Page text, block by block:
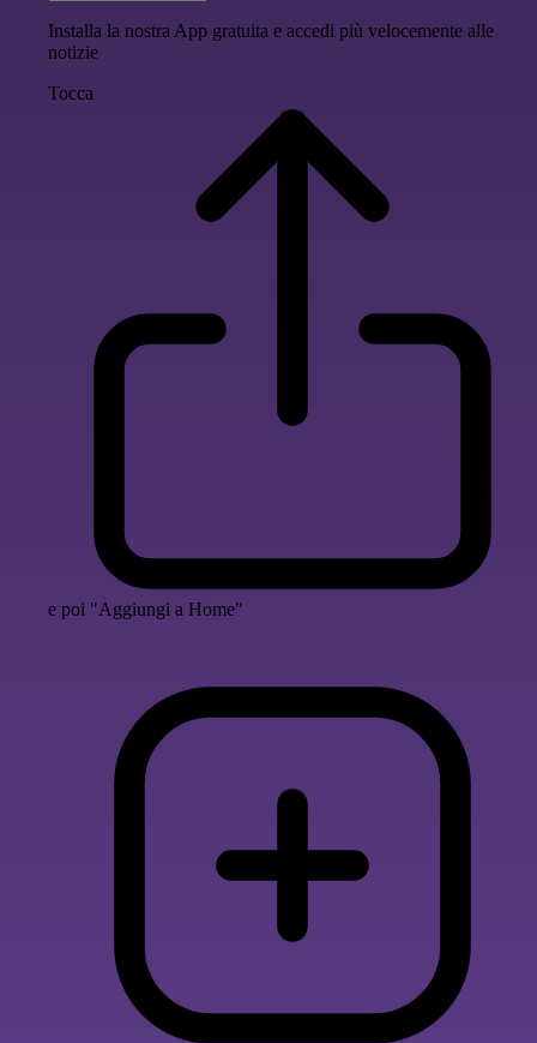
Installa la nostra App gratuita e accedi più velocemente alle
notizie
Tocca
e poi "Aggiungi a Home"